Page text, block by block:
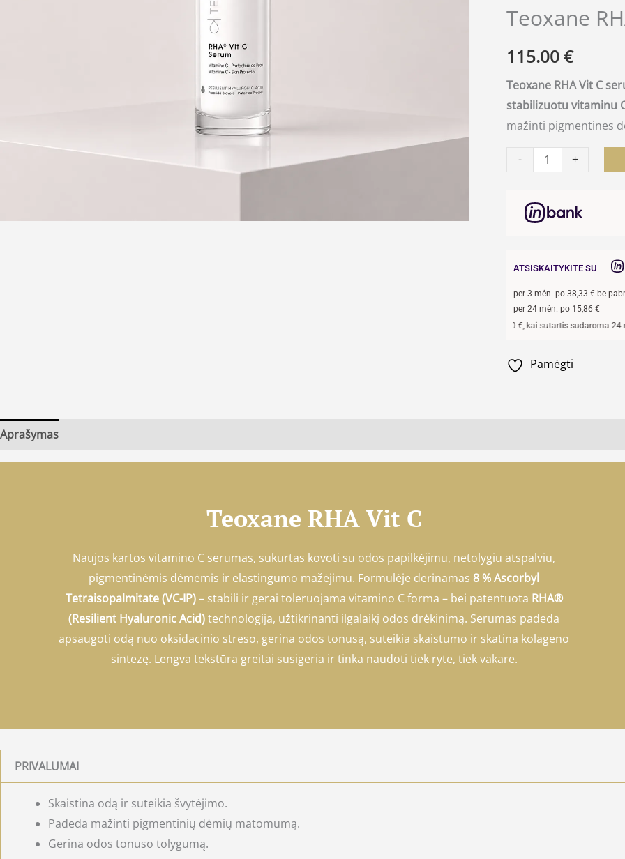
Teoxane
115.00€
Teoxane RHA Vit C
stabilizuotu vitaminu
mažinti pigmentines
- +
ATSISKAITYKITE SU
per 3 mėn. po 38,33 € be
per 24 mėn. po 15,86 €
€, kai sutartis sudaroma 24 mėn.
Pamėgti
Aprašymas
Teoxane RHA Vit C
Naujos kartos vitamino C serumas, sukurtas kovoti su odos papilkėjimu, netolygiu atspalviu,
pigmentinėmis dėmėmis ir elastingumo mažėjimu. Formulėje derinamas 8 % Ascorbyl
Tetraisopalmitate (VC-IP)– stabili ir gerai toleruojama vitamino C forma – bei patentuota RHA®
(Resilient Hyaluronic Acid)technologija, užtikrinanti ilgalaikį odos drėkinimą. Serumas padeda
apsaugoti odą nuo oksidacinio streso, gerina odos tonusą, suteikia skaistumo ir skatina kolageno
sintezę. Lengva tekstūra greitai susigeria ir tinka naudoti tiek ryte, tiek vakare.
PRIVALUMAI
Skaistina odą ir suteikia švytėjimo.
Padeda mažinti pigmentinių dėmių matomumą.
Gerina odos tonuso tolygumą.